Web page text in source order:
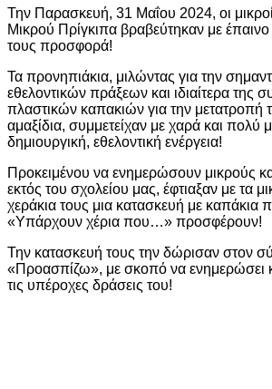
Την Παρασκευή, 31 Μαΐου 2024, οι
Μικρού Πρίγκιπα βραβεύτηκαν με έπαινο
τους προσφορά!
Τα προνηπιάκια, μιλώντας για την
εθελοντικών πράξεων και ιδιαίτερα της
πλαστικών καπακιών για την μετατροπή
αμαξίδια, συμμετείχαν με χαρά και πολύ
δημιουργική, εθελοντική ενέργεια!
Προκειμένου να ενημερώσουν μικρούς
εκτός του σχολείου μας, έφτιαξαν με τα
χεράκια τους μια κατασκευή με καπάκια
«Υπάρχουν χέρια που…» προσφέρουν!
Την κατασκευή τους την δώρισαν στον
«Προασπίζω», με σκοπό να ενημερώσει
τις υπέροχες δράσεις του!